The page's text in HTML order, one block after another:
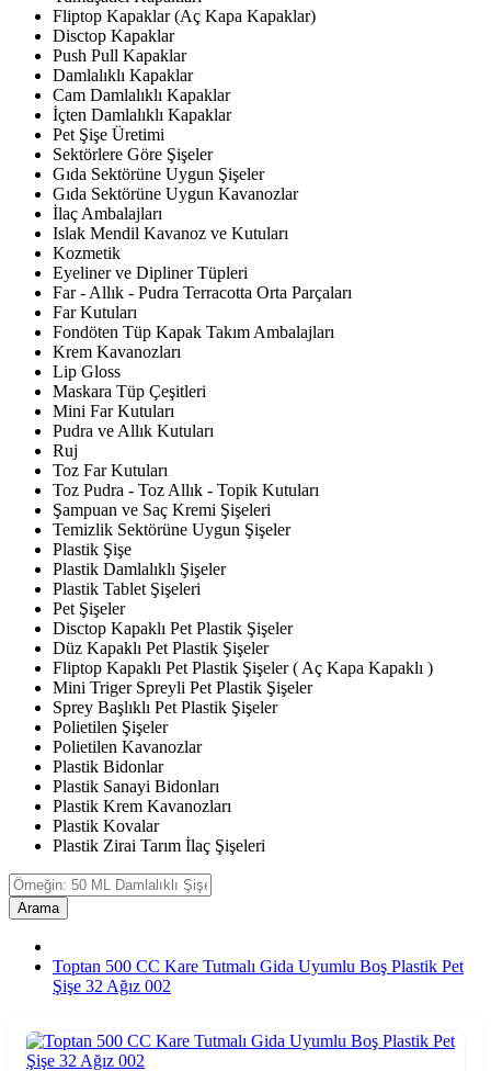
Fliptop Kapaklar (Aç Kapa Kapaklar)
Disctop Kapaklar
Push Pull Kapaklar
Damlalıklı Kapaklar
Cam Damlalıklı Kapaklar
İçten Damlalıklı Kapaklar
Pet Şişe Üretimi
Sektörlere Göre Şişeler
Gıda Sektörüne Uygun Şişeler
Gıda Sektörüne Uygun Kavanozlar
İlaç Ambalajları
Islak Mendil Kavanoz ve Kutuları
Kozmetik
Eyeliner ve Dipliner Tüpleri
Far - Allık - Pudra Terracotta Orta Parçaları
Far Kutuları
Fondöten Tüp Kapak Takım Ambalajları
Krem Kavanozları
Lip Gloss
Maskara Tüp Çeşitleri
Mini Far Kutuları
Pudra ve Allık Kutuları
Ruj
Toz Far Kutuları
Toz Pudra - Toz Allık - Topik Kutuları
Şampuan ve Saç Kremi Şişeleri
Temizlik Sektörüne Uygun Şişeler
Plastik Şişe
Plastik Damlalıklı Şişeler
Plastik Tablet Şişeleri
Pet Şişeler
Disctop Kapaklı Pet Plastik Şişeler
Düz Kapaklı Pet Plastik Şişeler
Fliptop Kapaklı Pet Plastik Şişeler ( Aç Kapa Kapaklı )
Mini Triger Spreyli Pet Plastik Şişeler
Sprey Başlıklı Pet Plastik Şişeler
Polietilen Şişeler
Polietilen Kavanozlar
Plastik Bidonlar
Plastik Sanayi Bidonları
Plastik Krem Kavanozları
Plastik Kovalar
Plastik Zirai Tarım İlaç Şişeleri
Arama
Toptan 500 CC Kare Tutmalı Gida Uyumlu Boş Plastik Pet
Şişe 32 Ağız 002